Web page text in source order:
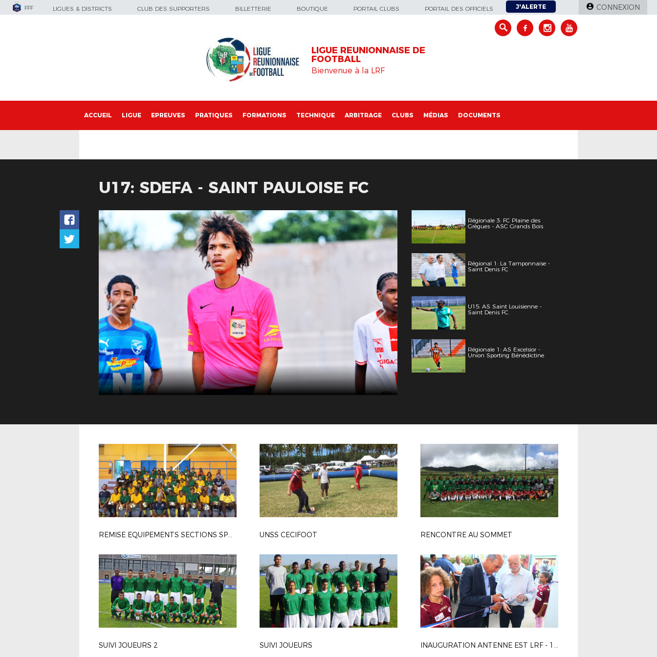
FFF LIGUES & DISTRICTS CLUB DES SUPPORTERS BILLETTERIE BOUTIQUE PORTAIL CLUBS PORTAIL DES OFFICIELS J'ALERTE CONNEXION
LIGUE REUNIONNAISE DE
FOOTBALL
Bienvenue à la LRF
ACCUEIL LIGUE EPREUVES PRATIQUES FORMATIONS TECHNIQUE ARBITRAGE CLUBS MÉDIAS DOCUMENTS
U17: SDEFA - SAINT PAULOISE FC
Régionale 3: FC Plaine des
Grègues - ASC Grands Bois
Régional 1: La Tamponnaise -
Saint Denis FC
U15: AS Saint Louisienne -
Saint Denis FC
Régionale 1: AS Excelsior -
Union Sporting Bénédictine
REMISE EQUIPEMENTS SECTIONS SPORTIVES UNSS CECIFOOT RENCONTRE AU SOMMET
SUIVI JOUEURS 2 SUIVI JOUEURS INAUGURATION ANTENNE EST LRF - 19 DECEMBRE 2017